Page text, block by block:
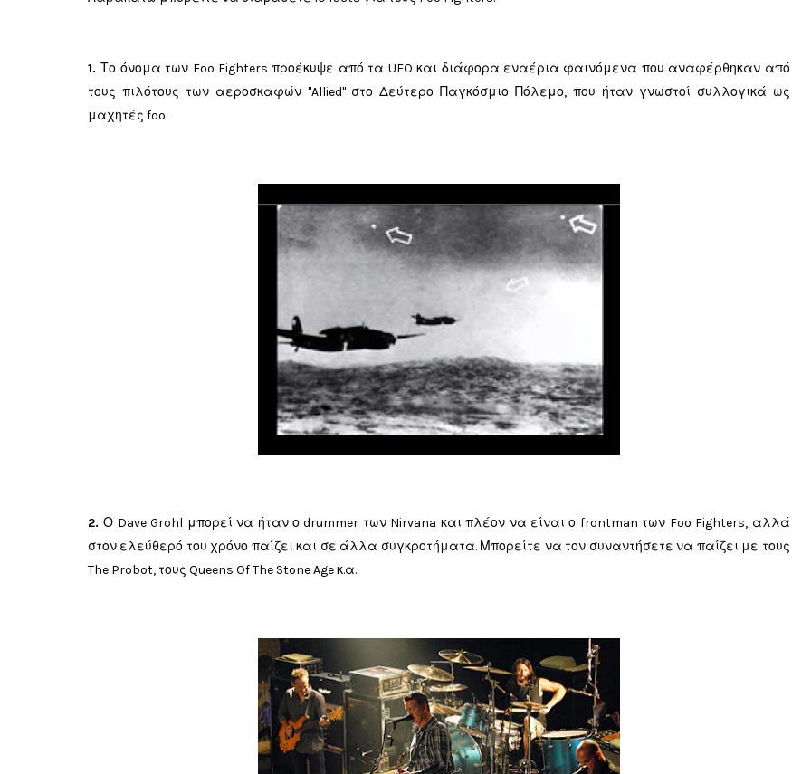
1.Το όνομα των Foo Fighters προέκυψε από τα UFO και διάφορα εναέρια φαινόμενα που αναφέρθηκαν από
τους πιλότους των αεροσκαφών "Allied" στο Δεύτερο Παγκόσμιο Πόλεμο, που ήταν γνωστοί συλλογικά ως
μαχητές foo.
2.Ο Dave Grohl μπορεί να ήταν ο drummer των Nirvana και πλέον να είναι ο frontman των Foo Fighters, αλλά
στον ελεύθερό του χρόνο παίζει και σε άλλα συγκροτήματα. Μπορείτε να τον συναντήσετε να παίζει με τους
The Probot, τους Queens Of The Stone Age κ.α.